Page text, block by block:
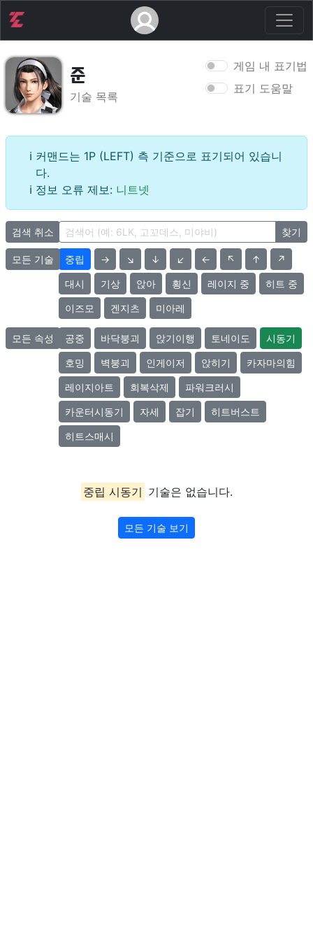
게임 내 표기법
표기 도움말
준
기술 목록
커맨드는 1P (LEFT) 측 기준으로 표기되어 있습니
다.
정보 오류 제보: 니트넷
검색 취소 찾기
모든 기술 중립 → ↘ ↓ ↙ ← ↖ ↑ ↗
대시 기상 앉아 횡신 레이지 중 히트 중
이즈모 겐지츠 미아레
모든 속성 공중 바닥붕괴 앉기이행 토네이도 시동기
호밍 벽붕괴 인게이저 앉히기 카자마의힘
레이지아트 회복삭제 파워크러시
카운터시동기 자세 잡기 히트버스트
히트스매시
중립 시동기 기술은 없습니다.
모든 기술 보기